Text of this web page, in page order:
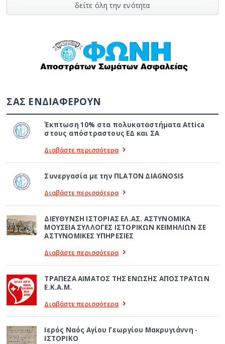
δείτε όλη την ενότητα
ΣΑΣ ΕΝΔΙΑΦΕΡΟΥΝ
Έκπτωση 10% στα πολυκαταστήματα Attica
στους απόστραστους ΕΔ και ΣΑ
Διαβάστε περισσότερα
Συνεργασία με την ΠLATON ΔIAGNOSIS
Διαβάστε περισσότερα
ΔΙΕΥΘΥΝΣΗ ΙΣΤΟΡΙΑΣ ΕΛ.ΑΣ. ΑΣΤΥΝΟΜΙΚΑ
ΜΟΥΣΕΙΑ ΣΥΛΛΟΓΕΣ ΙΣΤΟΡΙΚΩΝ ΚΕΙΜΗΛΙΩΝ ΣΕ
ΑΣΤΥΝΟΜΙΚΕΣ ΥΠΗΡΕΣΙΕΣ
Διαβάστε περισσότερα
ΤΡΑΠΕΖΑ ΑΙΜΑΤΟΣ ΤΗΣ ΕΝΩΣΗΣ ΑΠΟΣΤΡΑΤΩΝ
Ε.Κ.Α.Μ.
Διαβάστε περισσότερα
Ιερός Ναός Αγίου Γεωργίου Μακρυγιάννη -
ΙΣΤΟΡΙΚΟ